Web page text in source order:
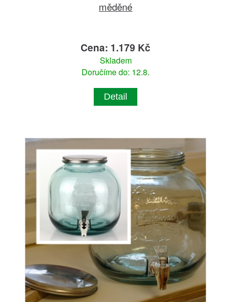
měděné
Cena: 1.179 Kč
Skladem
Doručíme do: 12.8.
Detail